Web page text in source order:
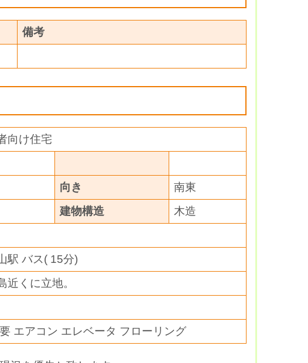
備考
向け住宅
向き
南東
建物構造
木造
駅 バス( 15分)
近くに立地。
エアコン エレベータ フローリング